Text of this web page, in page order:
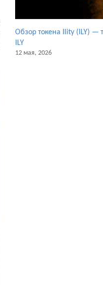
Обзор токена Ility (ILY) —
ILY
12 мая, 2026